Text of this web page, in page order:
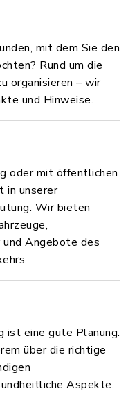
mit dem Sie den
Rund um die
organisieren – wir
und Hinweise.
oder mit öffentlichen
in unserer
Wir bieten
und Angebote des
ist eine gute Planung.
über die richtige
Aspekte.